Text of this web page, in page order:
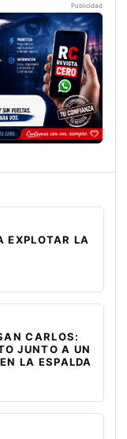
Publicidad
LA
CARLOS:
JUNTO A UN
LA ESPALDA